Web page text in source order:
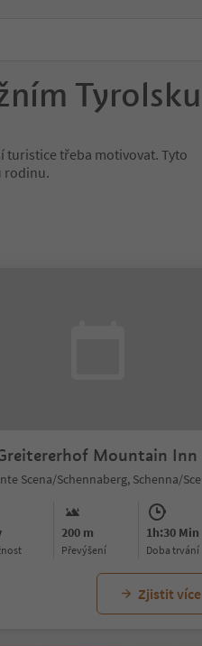
Tyrolsku
turistice třeba motivovat. Tyto
rodinu.
Mountain Inn
200 m
Převýšení
1h:30 Min
doba trvání
Zjistit více